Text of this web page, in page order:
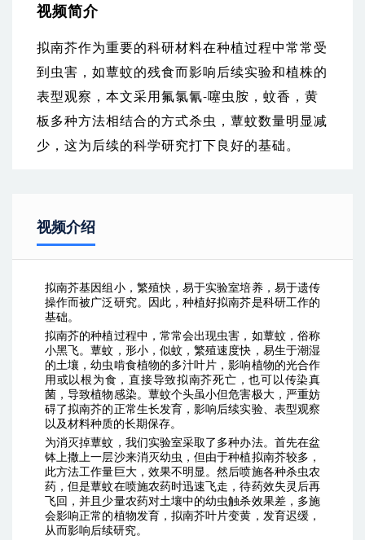
视频简介
拟南芥作为重要的科研材料在种植过程中常常受
到虫害，如蕈蚊的残食而影响后续实验和植株的
表型观察，本文采用氟氯氰-噻虫胺，蚊香，黄
板多种方法相结合的方式杀虫，蕈蚊数量明显减
少，这为后续的科学研究打下良好的基础。
视频介绍
拟南芥基因组小，繁殖快，易于实验室培养，易于遗传
操作而被广泛研究。因此，种植好拟南芥是科研工作的
基础。
拟南芥的种植过程中，常常会出现虫害，如蕈蚊，俗称
小黑飞。蕈蚊，形小，似蚊，繁殖速度快，易生于潮湿
的土壤，幼虫啃食植物的多汁叶片，影响植物的光合作
用或以根为食，直接导致拟南芥死亡，也可以传染真
菌，导致植物感染。蕈蚊个头虽小但危害极大，严重妨
碍了拟南芥的正常生长发育，影响后续实验、表型观察
以及材料种质的长期保存。
为消灭掉蕈蚊，我们实验室采取了多种办法。首先在盆
钵上撒上一层沙来消灭幼虫，但由于种植拟南芥较多，
此方法工作量巨大，效果不明显。然后喷施各种杀虫农
药，但是蕈蚊在喷施农药时迅速飞走，待药效失灵后再
飞回，并且少量农药对土壤中的幼虫触杀效果差，多施
会影响正常的植物发育，拟南芥叶片变黄，发育迟缓，
从而影响后续研究。